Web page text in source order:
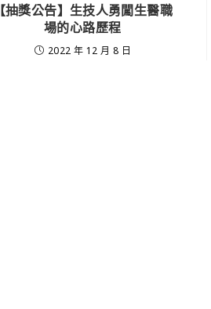
【抽獎公告】生技人勇闖生醫職
場的心路歷程
2022 年 12 月 8 日